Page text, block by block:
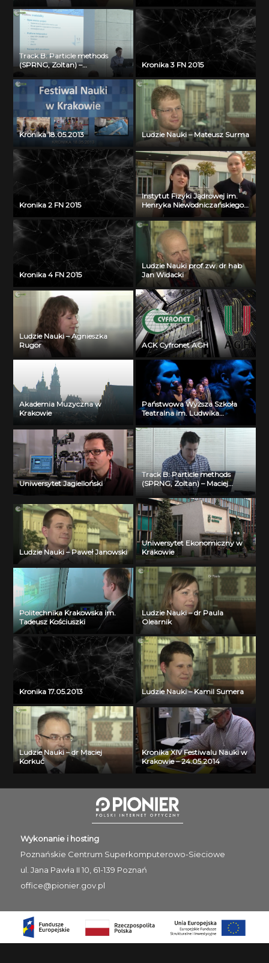
Track B: Particle methods
(SPRNG, Zoltan) –
Visualization Bartosz Borucki
(ICM UW)
Kronika 3 FN 2015
Kronika 18.05.2013 Ludzie Nauki – Mateusz Surma
Kronika 2 FN 2015
Instytut Fizyki Jądrowej im.
Henryka Niewodniczańskiego
PAN w Krakowie
Kronika 4 FN 2015
Ludzie Nauki prof.zw. dr hab
Jan Widacki
Ludzie Nauki – Agnieszka
Rugor
ACK Cyfronet AGH
Akademia Muzyczna w
Krakowie
Państwowa Wyższa Szkoła
Teatralna im. Ludwika
Solskiego w Krakowie
Uniwersytet Jagielloński
Track B: Particle methods
(SPRNG, Zoltan) – Maciej
Cytowski (ICM UW) – part 2
Ludzie Nauki – Paweł Janowski
Uniwersytet Ekonomiczny w
Krakowie
Politechnika Krakowska im.
Tadeusz Kościuszki
Ludzie Nauki – dr Paula
Olearnik
Kronika 17.05.2013 Ludzie Nauki – Kamil Sumera
Ludzie Nauki – dr Maciej
Korkuć
Kronika XIV Festiwalu Nauki w
Krakowie – 24.05.2014
Wykonanie i hosting
Poznańskie Centrum Superkomputerowo-Sieciowe
ul. Jana Pawła II 10, 61-139 Poznań
office@pionier.gov.pl